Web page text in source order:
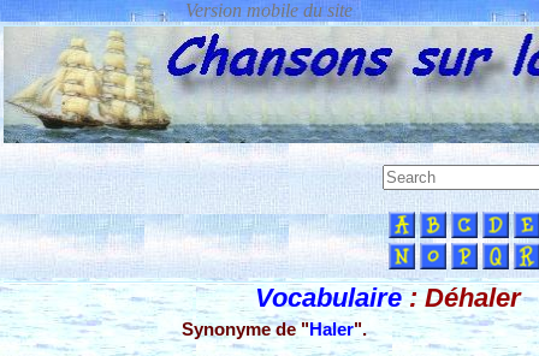
Vocabulaire: Déhaler
Synonyme de "Haler".